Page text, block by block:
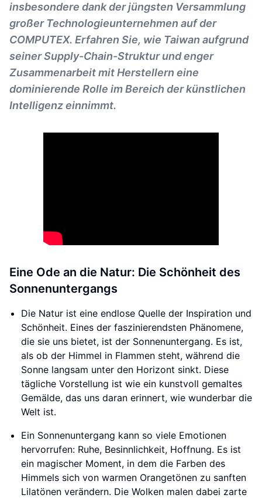
insbesondere dank der jüngsten Versammlung
großer Technologieunternehmen auf der
COMPUTEX. Erfahren Sie, wie Taiwan aufgrund
seiner Supply-Chain-Struktur und enger
Zusammenarbeit mit Herstellern eine
dominierende Rolle im Bereich der künstlichen
Intelligenz einnimmt.
Eine Ode an die Natur: Die Schönheit des
Sonnenuntergangs
Die Natur ist eine endlose Quelle der Inspiration und
Schönheit. Eines der faszinierendsten Phänomene,
die sie uns bietet, ist der Sonnenuntergang. Es ist,
als ob der Himmel in Flammen steht, während die
Sonne langsam unter den Horizont sinkt. Diese
tägliche Vorstellung ist wie ein kunstvoll gemaltes
Gemälde, das uns daran erinnert, wie wunderbar die
Welt ist.
Ein Sonnenuntergang kann so viele Emotionen
hervorrufen: Ruhe, Besinnlichkeit, Hoffnung. Es ist
ein magischer Moment, in dem die Farben des
Himmels sich von warmen Orangetönen zu sanften
Lilatönen verändern. Die Wolken malen dabei zarte